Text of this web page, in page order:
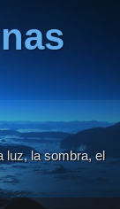
luz, la sombra, el